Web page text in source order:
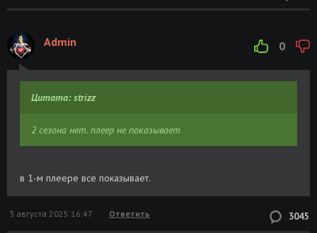
0
Admin
Цитата: strizz
2 сезона нет. плеер не показывает
в 1-м плеере все показывает.
3045
3 августа 2025 16:47 Ответить